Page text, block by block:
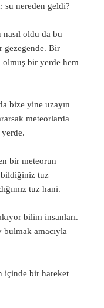
su nereden geldi?
oldu da bu
gezegende. Bir
olmuş bir yerde hem
bize yine uzayın
meteorlarda
bir meteorun
bildiğiniz tuz
tuz hani.
bilim insanları.
amacıyla
içinde bir hareket